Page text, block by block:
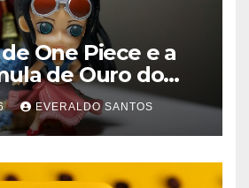
One Piece e a
de Ouro do
EVERALDO SANTOS